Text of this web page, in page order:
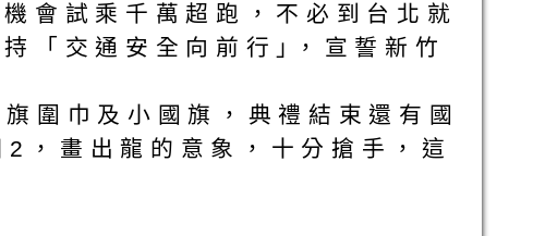
會試乘千萬超跑，不必到台北就
「交通安全向前行｣，宣誓新竹
圍巾及小國旗，典禮結束還有國
，畫出龍的意象，十分搶手，這